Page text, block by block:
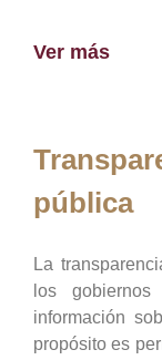
Ver más
pública
La
los
información
propósito es